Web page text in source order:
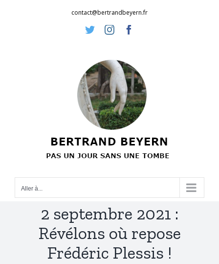
contact@bertrandbeyern.fr
TwitterInstagram
Aller à...
2 septembre 2021 :
Révélons où repose
Frédéric Plessis !